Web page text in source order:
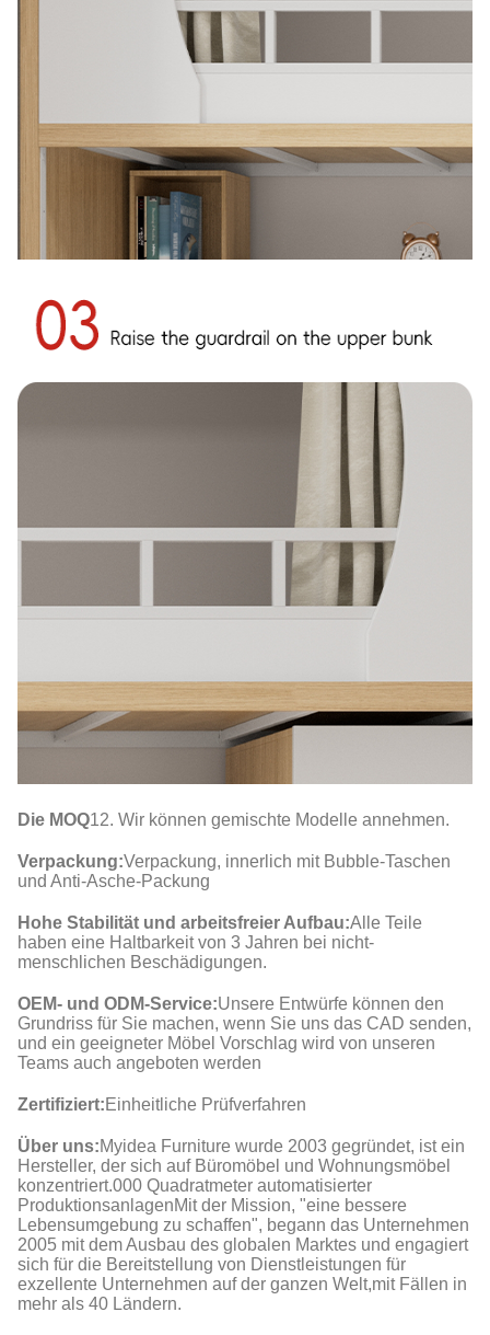
Die MOQ12. Wir können gemischte Modelle annehmen.
Verpackung:Verpackung, innerlich mit Bubble-Taschen
und Anti-Asche-Packung
Hohe Stabilität und arbeitsfreier Aufbau:Alle Teile
haben eine Haltbarkeit von 3 Jahren bei nicht-
menschlichen Beschädigungen.
OEM- und ODM-Service:Unsere Entwürfe können den
Grundriss für Sie machen, wenn Sie uns das CAD senden,
und ein geeigneter Möbel Vorschlag wird von unseren
Teams auch angeboten werden
Zertifiziert:Einheitliche Prüfverfahren
Über uns:Myidea Furniture wurde 2003 gegründet, ist ein
Hersteller, der sich auf Büromöbel und Wohnungsmöbel
konzentriert.000 Quadratmeter automatisierter
ProduktionsanlagenMit der Mission, "eine bessere
Lebensumgebung zu schaffen", begann das Unternehmen
2005 mit dem Ausbau des globalen Marktes und engagiert
sich für die Bereitstellung von Dienstleistungen für
exzellente Unternehmen auf der ganzen Welt,mit Fällen in
mehr als 40 Ländern.